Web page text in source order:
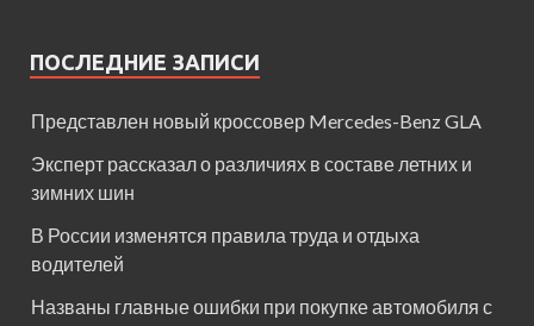
ПОСЛЕДНИЕ ЗАПИСИ
Представлен новый кроссовер Mercedes-Benz GLA
Эксперт рассказал о различиях в составе летних и
зимних шин
В России изменятся правила труда и отдыха
водителей
Названы главные ошибки при покупке автомобиля с